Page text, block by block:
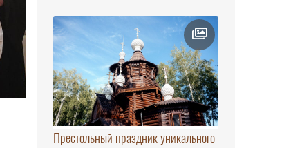
Престольный праздник уникального